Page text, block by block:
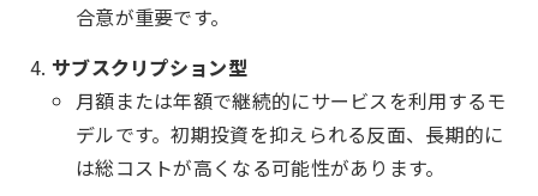
合意が重要です。
サブスクリプション型
月額または年額で継続的にサービスを利用するモ
デルです。初期投資を抑えられる反面、長期的に
は総コストが高くなる可能性があります。